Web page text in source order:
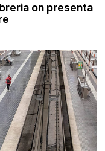
on presenta